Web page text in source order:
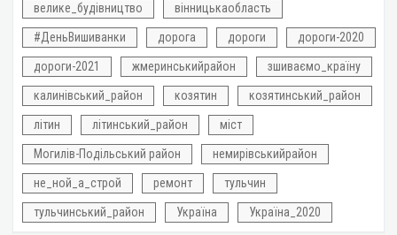
велике_будівництво вінницькаобласть
#ДеньВишиванки дорога дороги дороги-2020
дороги-2021 жмеринськийрайон зшиваємо_країну
калинівський_район козятин козятинський_район
літин літинський_район міст
Могилів-Подільський район немирівськийрайон
не_ной_а_строй ремонт тульчин
тульчинський_район Україна Україна_2020